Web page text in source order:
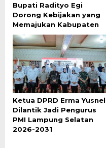
Bupati Radityo Egi
Dorong Kebijakan yang
Memajukan Kabupaten
Ketua DPRD Erma
Dilantik Jadi Pengurus
PMI Lampung Selatan
2026-2031